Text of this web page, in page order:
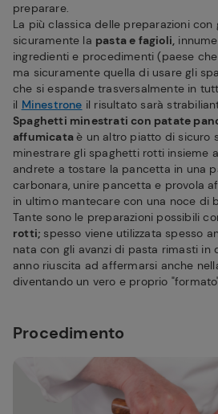
preparare.
La più classica delle preparazioni con
sicuramente la pasta e fagioli,
ingredienti e procedimenti (paese
ma sicuramente quella di usare gli
che si espande trasversalmente in
il Minestrone il risultato sarà
Spaghetti minestrati con patate
affumicataè un altro piatto di sicuro
minestrare gli spaghetti rotti insieme
andrete a tostare la pancetta in una
carbonara, unire pancetta e provola
in ultimo mantecare con una noce di
Tante sono le preparazioni possibili
rotti; spesso viene utilizzata spesso
nata con gli avanzi di pasta rimasti in
anno riuscita ad affermarsi anche
diventando un vero e proprio
Procedimento